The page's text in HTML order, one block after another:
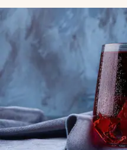
Mundial 2026
Eventos Corporativos
Mediakit
abre en nueva pestaña
Argentina